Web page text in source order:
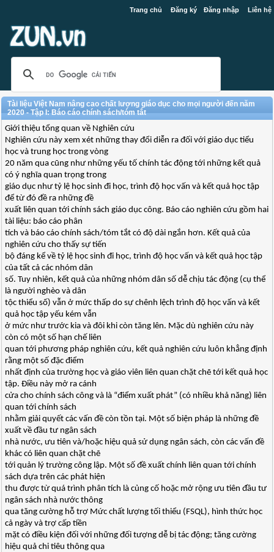
Trang chủ Đăng ký Đăng nhập Liên hệ
Tài liệu Việt Nam nâng cao chất lượng giáo dục cho mọi người đến năm
2020 - Tập I: Báo cáo chính sách/tóm tắt
Giới thiệu tổng quan về Nghiên cứu
Nghiên cứu này xem xét những thay đổi diễn ra đối với giáo dục tiểu
học và trung học trong vòng
20 năm qua cũng như những yếu tố chính tác động tới những kết quả
có ý nghĩa quan trọng trong
giáo dục như tỷ lệ học sinh đi học, trình độ học vấn và kết quả học tập
để từ đó đề ra những đề
xuất liên quan tới chính sách giáo dục công. Báo cáo nghiên cứu gồm hai
tài liệu: báo cáo phân
tích và báo cáo chính sách/tóm tắt có độ dài ngắn hơn. Kết quả của
nghiên cứu cho thấy sự tiến
bộ đáng kể về tỷ lệ học sinh đi học, trình độ học vấn và kết quả học tập
của tất cả các nhóm dân
số. Tuy nhiên, kết quả của những nhóm dân số dễ chịu tác động (cụ thể
là người nghèo và dân
tộc thiểu số) vẫn ở mức thấp do sự chênh lệch trình độ học vấn và kết
quả học tập yếu kém vẫn
ở mức như trước kia và đôi khi còn tăng lên. Mặc dù nghiên cứu này
còn có một số hạn chế liên
quan tới phương pháp nghiên cứu, kết quả nghiên cứu luôn khẳng định
rằng một số đặc điểm
nhất định của trường học và giáo viên liên quan chặt chẽ tới kết quả học
tập. Điều này mở ra cánh
cửa cho chính sách công và là “điểm xuất phát” (có nhiều khả năng) liên
quan tới chính sách
nhằm giải quyết các vấn đề còn tồn tại. Một số biện pháp là những đề
xuất về đầu tư ngân sách
nhà nước, ưu tiên và/hoặc hiệu quả sử dụng ngân sách, còn các vấn đề
khác có liên quan chặt chẽ
tới quản lý trường công lập. Một số đề xuất chính liên quan tới chính
sách dựa trên các phát hiện
thu được từ quá trình phân tích là củng cố hoặc mở rộng ưu tiên đầu tư
ngân sách nhà nước thông
qua tăng cường hỗ trợ Mức chất lượng tối thiểu (FSQL), hình thức học
cả ngày và trợ cấp tiền
mặt có điều kiện đối với những đối tượng dễ bị tác động; tăng cường
hiệu quả chi tiêu thông qua